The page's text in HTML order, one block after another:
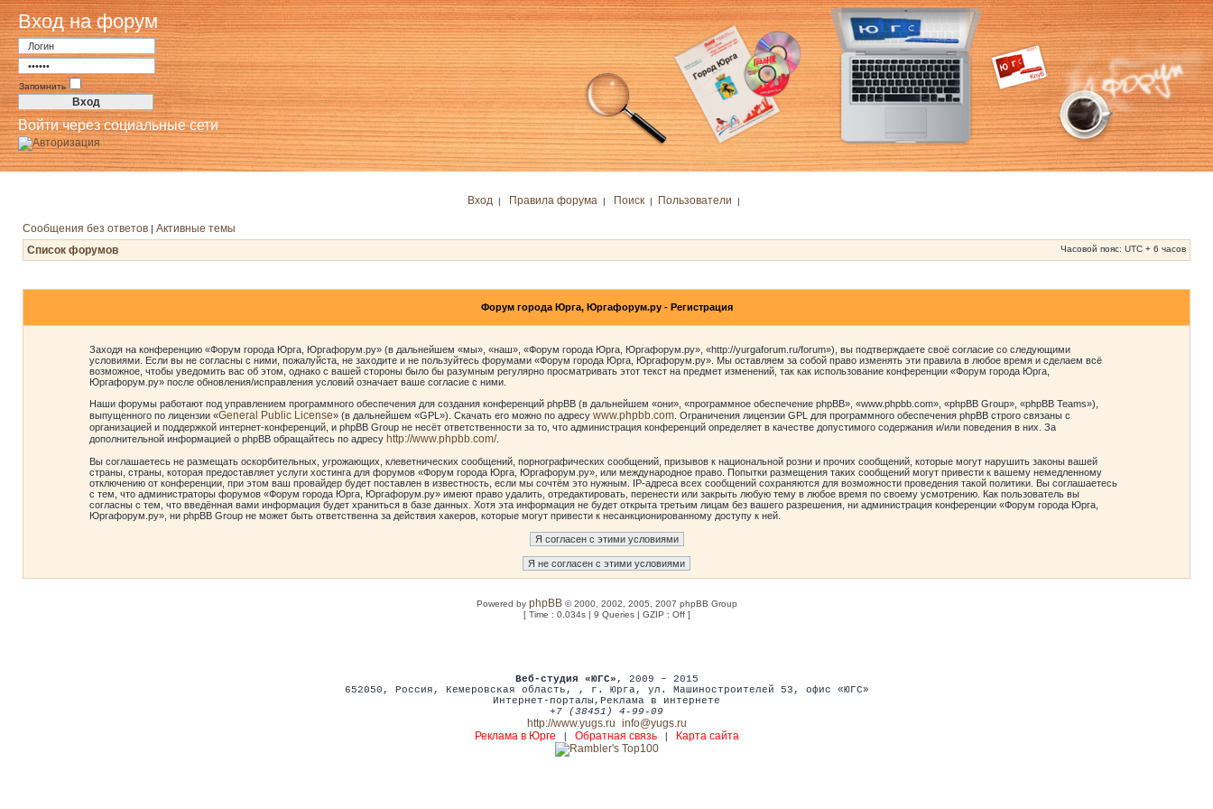
Вход на форум
Запомнить
Войти через социальные сети
Вход | Правила форума | Поиск | Пользователи |
Сообщения без ответов | Активные темы
Список форумов
Часовой пояс: UTC + 6 часов
Форум города Юрга, Юргафорум.ру - Регистрация
Заходя на конференцию «Форум города Юрга, Юргафорум.ру» (в дальнейшем «мы», «наш», «Форум города Юрга, Юргафорум.ру», «http://yurgaforum.ru/forum»), вы подтверждаете своё согласие со следующими
условиями. Если вы не согласны с ними, пожалуйста, не заходите и не пользуйтесь форумами «Форум города Юрга, Юргафорум.ру». Мы оставляем за собой право изменять эти правила в любое время и сделаем всё
возможное, чтобы уведомить вас об этом, однако с вашей стороны было бы разумным регулярно просматривать этот текст на предмет изменений, так как использование конференции «Форум города Юрга,
Юргафорум.ру» после обновления/исправления условий означает ваше согласие с ними.
Наши форумы работают под управлением программного обеспечения для создания конференций phpBB (в дальнейшем «они», «программное обеспечение phpBB», «www.phpbb.com», «phpBB Group», «phpBB Teams»),
выпущенного по лицензии «General Public License» (в дальнейшем «GPL»). Скачать его можно по адресу www.phpbb.com. Ограничения лицензии GPL для программного обеспечения phpBB строго связаны с
организацией и поддержкой интернет-конференций, и phpBB Group не несёт ответственности за то, что администрация конференций определяет в качестве допустимого содержания и/или поведения в них. За
дополнительной информацией о phpBB обращайтесь по адресу http://www.phpbb.com/.
Вы соглашаетесь не размещать оскорбительных, угрожающих, клеветнических сообщений, порнографических сообщений, призывов к национальной розни и прочих сообщений, которые могут нарушить законы вашей
страны, страны, которая предоставляет услуги хостинга для форумов «Форум города Юрга, Юргафорум.ру», или международное право. Попытки размещения таких сообщений могут привести к вашему немедленному
отключению от конференции, при этом ваш провайдер будет поставлен в известность, если мы сочтём это нужным. IP-адреса всех сообщений сохраняются для возможности проведения такой политики. Вы соглашаетесь
с тем, что администраторы форумов «Форум города Юрга, Юргафорум.ру» имеют право удалить, отредактировать, перенести или закрыть любую тему в любое время по своему усмотрению. Как пользователь вы
согласны с тем, что введённая вами информация будет храниться в базе данных. Хотя эта информация не будет открыта третьим лицам без вашего разрешения, ни администрация конференции «Форум города Юрга,
Юргафорум.ру», ни phpBB Group не может быть ответственна за действия хакеров, которые могут привести к несанкционированному доступу к ней.
Powered by phpBB© 2000, 2002, 2005, 2007 phpBB Group
[ Time : 0.034s | 9 Queries | GZIP : Off ]
Веб-студия «ЮГС» , 2009 – 2015
652050 , Россия , Кемеровская область, , г. Юрга, ул. Машиностроителей 53 , офис «ЮГС»
Интернет-порталы , Реклама в интернете
+7 (38451) 4-99-09
http://www.yugs.ru info@yugs.ru
Реклама в Юрге
Обратная связь| Карта сайта